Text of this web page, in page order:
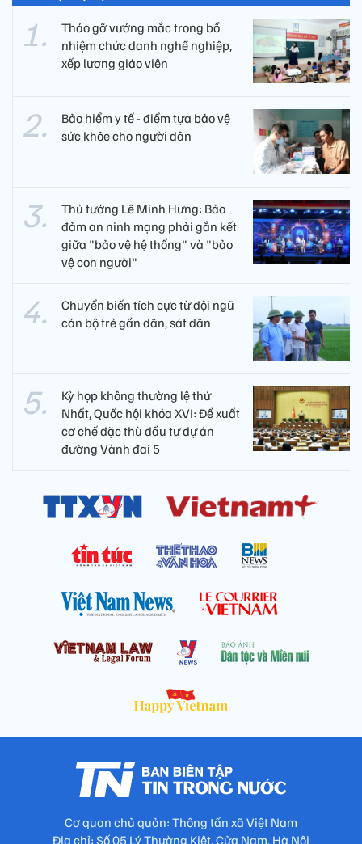
Tháo gỡ vướng mắc trong bổ
nhiệm chức danh nghề nghiệp,
xếp lương giáo viên
Bảo hiểm y tế - điểm tựa bảo vệ
sức khỏe cho người dân
Thủ tướng Lê Minh Hưng: Bảo
đảm an ninh mạng phải gắn kết
giữa "bảo vệ hệ thống" và "bảo
vệ con người"
Chuyển biến tích cực từ đội ngũ
cán bộ trẻ gần dân, sát dân
Kỳ họp không thường lệ thứ
Nhất, Quốc hội khóa XVI: Đề xuất
cơ chế đặc thù đầu tư dự án
đường Vành đai 5
Cơ quan chủ quản: Thông tấn xã Việt Nam
Địa chỉ: Số 05 Lý Thường Kiệt, Cửa Nam, Hà Nội